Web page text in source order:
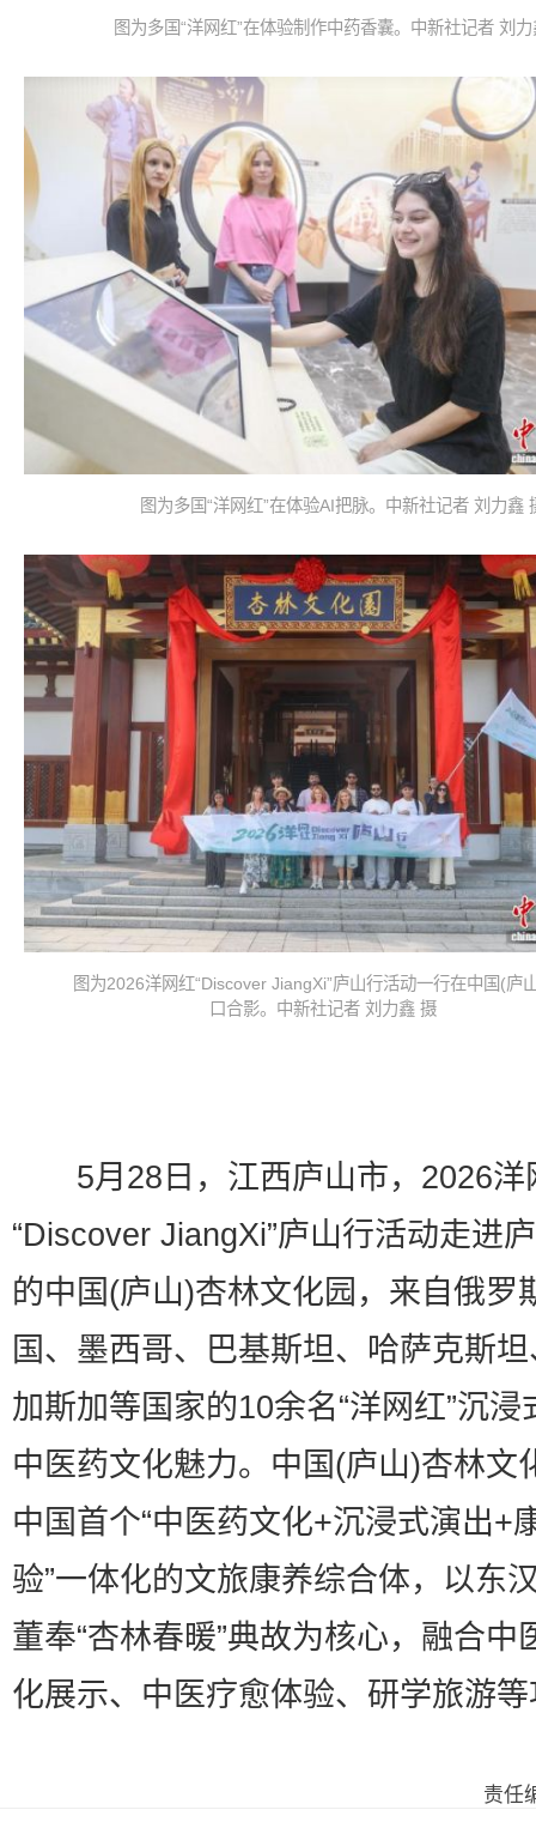
图为多国“洋网红”在体验制作中药香囊。中新社记者 刘
图为多国“洋网红”在体验AI把脉。中新社记者 刘力鑫
图为2026洋网红“Discover JiangXi”庐山行活动一行在中国(庐
口合影。中新社记者 刘力鑫 摄
5月28日，江西庐山市，2026洋
“Discover JiangXi”庐山行活动走进
的中国(庐山)杏林文化园，来自俄罗
国、墨西哥、巴基斯坦、哈萨克斯
加斯加等国家的10余名“洋网红”沉浸
中医药文化魅力。中国(庐山)杏林文
中国首个“中医药文化+沉浸式演出+
验”一体化的文旅康养综合体，以东
董奉“杏林春暖”典故为核心，融合中
化展示、中医疗愈体验、研学旅游
责任